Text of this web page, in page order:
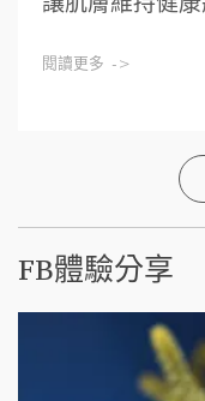
閱讀更多 ->
FB體驗分享